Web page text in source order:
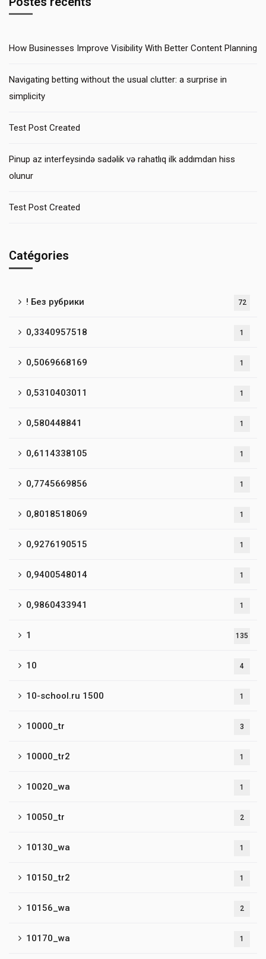
How Businesses Improve Visibility With Better Content Planning
Navigating betting without the usual clutter: a surprise in
simplicity
Test Post Created
Pinup az interfeysində sadəlik və rahatlıq ilk addımdan hiss
olunur
Test Post Created
Catégories
! Без рубрики 72
0,3340957518 1
0,5069668169 1
0,5310403011 1
0,580448841 1
0,6114338105 1
0,7745669856 1
0,8018518069 1
0,9276190515 1
0,9400548014 1
0,9860433941 1
1 135
10 4
10-school.ru 1500 1
10000_tr 3
10000_tr2 1
10020_wa 1
10050_tr 2
10130_wa 1
10150_tr2 1
10156_wa 2
10170_wa 1